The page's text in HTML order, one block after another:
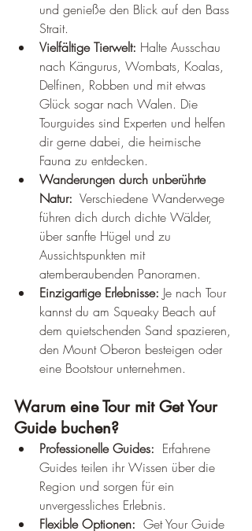
und genieße den Blick auf den Bass
Strait.
Vielfältige Tierwelt: Halte Ausschau
nach Kängurus, Wombats, Koalas,
Delfinen, Robben und mit etwas
Glück sogar nach Walen. Die
Tourguides sind Experten und helfen
dir gerne dabei, die heimische
Fauna zu entdecken.
Wanderungen durch unberührte
Natur: Verschiedene Wanderwege
führen dich durch dichte Wälder,
über sanfte Hügel und zu
Aussichtspunkten mit
atemberaubenden Panoramen.
Einzigartige Erlebnisse: Je nach Tour
kannst du am Squeaky Beach auf
dem quietschenden Sand spazieren,
den Mount Oberon besteigen oder
eine Bootstour unternehmen.
Warum eine Tour mit Get Your
Guide buchen?
Professionelle Guides: Erfahrene
Guides teilen ihr Wissen über die
Region und sorgen für ein
unvergessliches Erlebnis.
Flexible Optionen: Get Your Guide